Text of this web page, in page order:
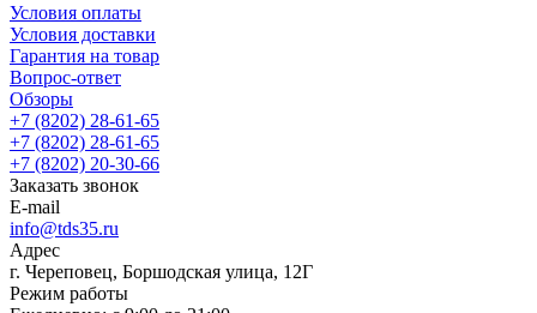
Условия оплаты
Условия доставки
Гарантия на товар
Вопрос-ответ
Обзоры
+7 (8202) 28‑61-65
+7 (8202) 28‑61-65
+7 (8202) 20‑30-66
Заказать звонок
E-mail
info@tds35.ru
Адрес
г. Череповец, Боршодская улица, 12Г
Режим работы